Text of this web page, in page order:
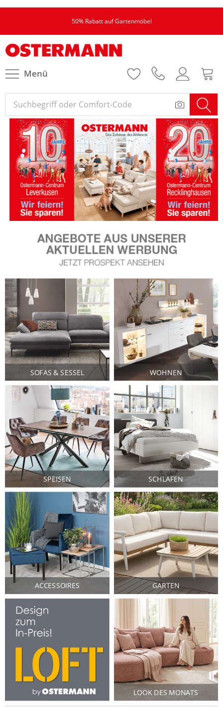
50% Rabatt auf Gartenmöbel
Menü
WOHNEN
SPEISEN SCHLAFEN
GARTEN
SOFAS & SESSEL
ACCESSOIRES
LOOK DES MONATS